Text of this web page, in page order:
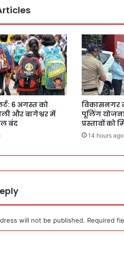
6 अगस्त को
और बागेश्वर में
बंद
विकासनगर
पूलिंग
प्रस्तावों को
14 hours ago
will not be published. Required